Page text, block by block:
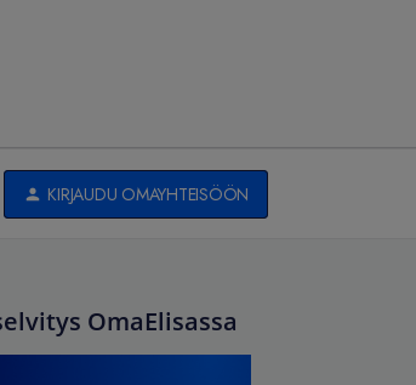
KIRJAUDU OMAYHTEISÖÖN
OmaElisassa